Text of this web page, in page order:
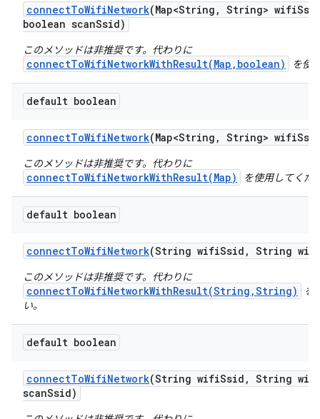
connectToWifiNetwork(Map<String , String> wifi
boolean scanSsid)
このメソッドは非推奨です。代わりに
connectToWifiNetworkWithResult(Map,boolean) を使
default boolean
connectToWifiNetwork(Map<String , String> wifi
このメソッドは非推奨です。代わりに
connectToWifiNetworkWithResult(Map) を使用してくだ
default boolean
connectToWifiNetwork(String wifiSsid , String wifi
このメソッドは非推奨です。代わりに
connectToWifiNetworkWithResult(String,String)
を
い。
default boolean
connectToWifiNetwork(String wifiSsid , String wifi
scanSsid)